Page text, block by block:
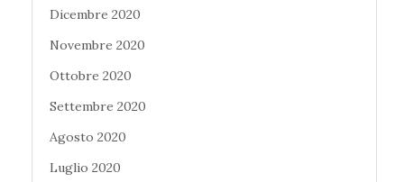
Dicembre 2020
Novembre 2020
Ottobre 2020
Settembre 2020
Agosto 2020
Luglio 2020